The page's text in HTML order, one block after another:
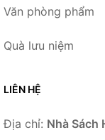
Văn phòng phẩm
Quà lưu niệm
LIÊN HỆ
Địa chỉ: Nhà Sách